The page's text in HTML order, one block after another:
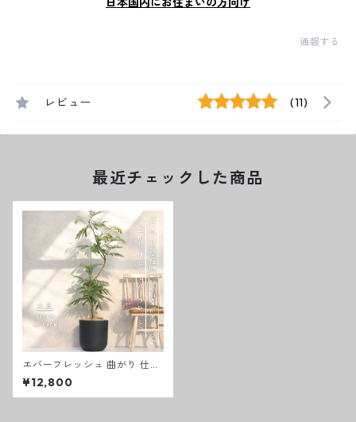
通報する
レビュー (11)
最近チェックした商品
エバーフレッシュ 曲がり 仕立
て ８号 お祝い ギフト 開店祝
い 新築祝い ラッピング 無料
観葉植物 プレゼント お中元 御
¥12,800